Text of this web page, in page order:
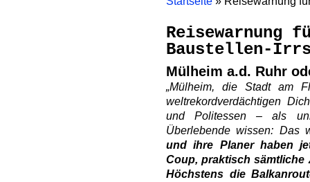
Reisewarnung
Baustellen-
Mülheim a.d. Ruhr
„Mülheim, die Stadt am
weltrekordverdächtigen
und Politessen – als
Überlebende wissen: Das
und ihre Planer haben
Coup, praktisch sämtliche
Höchstens die